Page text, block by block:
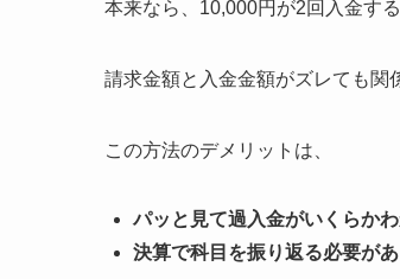
本来なら、10,000円が2回入金す
請求金額と入金金額がズレても関
この方法のデメリットは、
パッと見て過入金がいくらか
決算で科目を振り返る必要が